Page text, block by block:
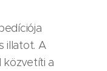
illatot. A
közvetíti a